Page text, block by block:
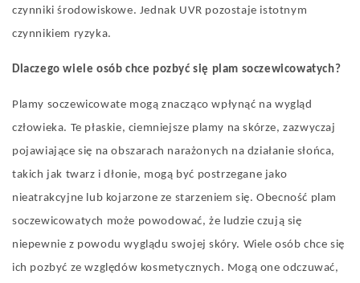
czynniki środowiskowe. Jednak UVR pozostaje istotnym
czynnikiem ryzyka.
Dlaczegowieleosóbchce pozbyć się plam soczewicowatych?
Plamy soczewicowate mogą znacząco wpłynąć na wygląd
człowieka. Te płaskie, ciemniejsze plamy na skórze, zazwyczaj
pojawiające się na obszarach narażonych na działanie słońca,
takich jak twarz i dłonie, mogą być postrzegane jako
nieatrakcyjne lub kojarzone ze starzeniem się. Obecność plam
soczewicowatych może powodować, że ludzie czują się
niepewnie z powodu wyglądu swojej skóry. Wiele osób chce się
ich pozbyć ze względów kosmetycznych. Mogą one odczuwać,